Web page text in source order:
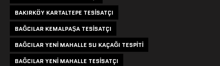
BAKIRKÖY KARTALTEPE TESISATÇI
BAĞCILAR KEMALPAŞA TESISATÇI
BAĞCILAR YENI MAHALLE SU KAÇAĞI TESPITI
BAĞCILAR YENI MAHALLE TESISATÇI